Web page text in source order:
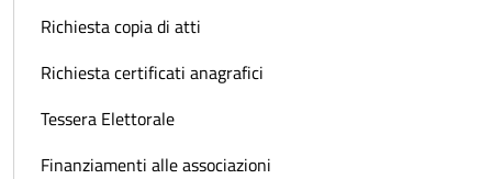
Richiesta copia di atti
Richiesta certificati anagrafici
Tessera Elettorale
Finanziamenti alle associazioni